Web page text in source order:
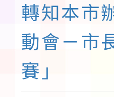
轉知本市
動會－市
賽」